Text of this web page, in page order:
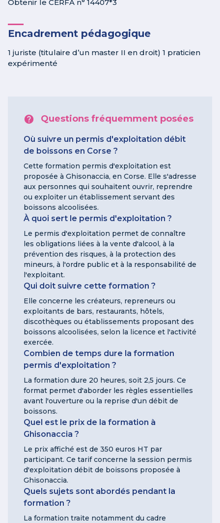
Obtenir le CERFA n° 14407*3
Encadrement pédagogique
1 juriste (titulaire d’un master II en droit) 1 praticien
expérimenté
Questions fréquemment posées
Où suivre un permis d'exploitation débit
de boissons en Corse ?
Cette formation permis d'exploitation est
proposée à Ghisonaccia, en Corse. Elle s'adresse
aux personnes qui souhaitent ouvrir, reprendre
ou exploiter un établissement servant des
boissons alcoolisées.
À quoi sert le permis d'exploitation ?
Le permis d'exploitation permet de connaître
les obligations liées à la vente d'alcool, à la
prévention des risques, à la protection des
mineurs, à l'ordre public et à la responsabilité de
l'exploitant.
Qui doit suivre cette formation ?
Elle concerne les créateurs, repreneurs ou
exploitants de bars, restaurants, hôtels,
discothèques ou établissements proposant des
boissons alcoolisées, selon la licence et l'activité
exercée.
Combien de temps dure la formation
permis d'exploitation ?
La formation dure 20 heures, soit 2,5 jours. Ce
format permet d'aborder les règles essentielles
avant l'ouverture ou la reprise d'un débit de
boissons.
Quel est le prix de la formation à
Ghisonaccia ?
Le prix affiché est de 350 euros HT par
participant. Ce tarif concerne la session permis
d'exploitation débit de boissons proposée à
Ghisonaccia.
Quels sujets sont abordés pendant la
formation ?
La formation traite notamment du cadre